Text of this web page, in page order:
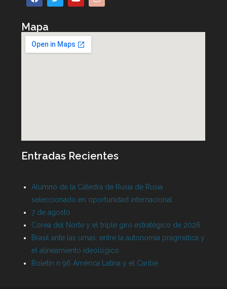
Mapa
Entradas Recientes
Alumno de la Cátedra de Rusia de Rusia
seleccionado en oportunidad internacional
7 de agosto
Corea del Norte y el triple giro estratégico de 2026
Brasil ante las urnas: entre la autonomía pragmática y
el alineamiento ideológico
Boletín n 96 América Latina y el Caribe